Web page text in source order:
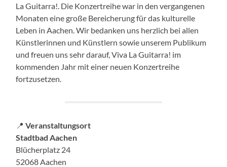
La Guitarra!. Die Konzertreihe war in den vergangenen
Monaten eine große Bereicherung für das kulturelle
Leben in Aachen. Wir bedanken uns herzlich bei allen
Künstlerinnen und Künstlern sowie unserem Publikum
und freuen uns sehr darauf, Viva La Guitarra! im
kommenden Jahr mit einer neuen Konzertreihe
fortzusetzen.
📍Veranstaltungsort
Stadtbad Aachen
Blücherplatz 24
52068 Aachen